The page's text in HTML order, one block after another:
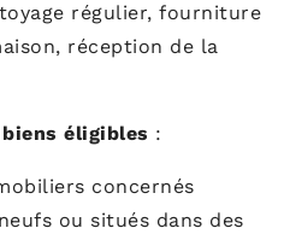
régulier, fourniture
réception de la
éligibles :
concernés
ou situés dans des